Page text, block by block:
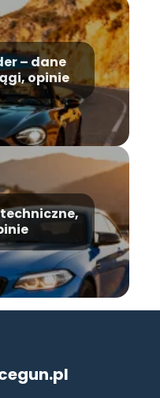
– dane
opinie
techniczne,